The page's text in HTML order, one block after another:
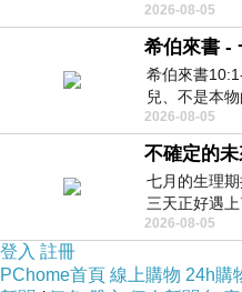
字像一顆冰冷
2026-08-05
希伯來書 -
希伯來書
兒、不是本
祭物、叫那近
2026-08-05
不確定的
七月的生理
三天正好遇
點虛，因為風
2026-08-05
登入 註冊
PChome首頁 線上購物 24h購